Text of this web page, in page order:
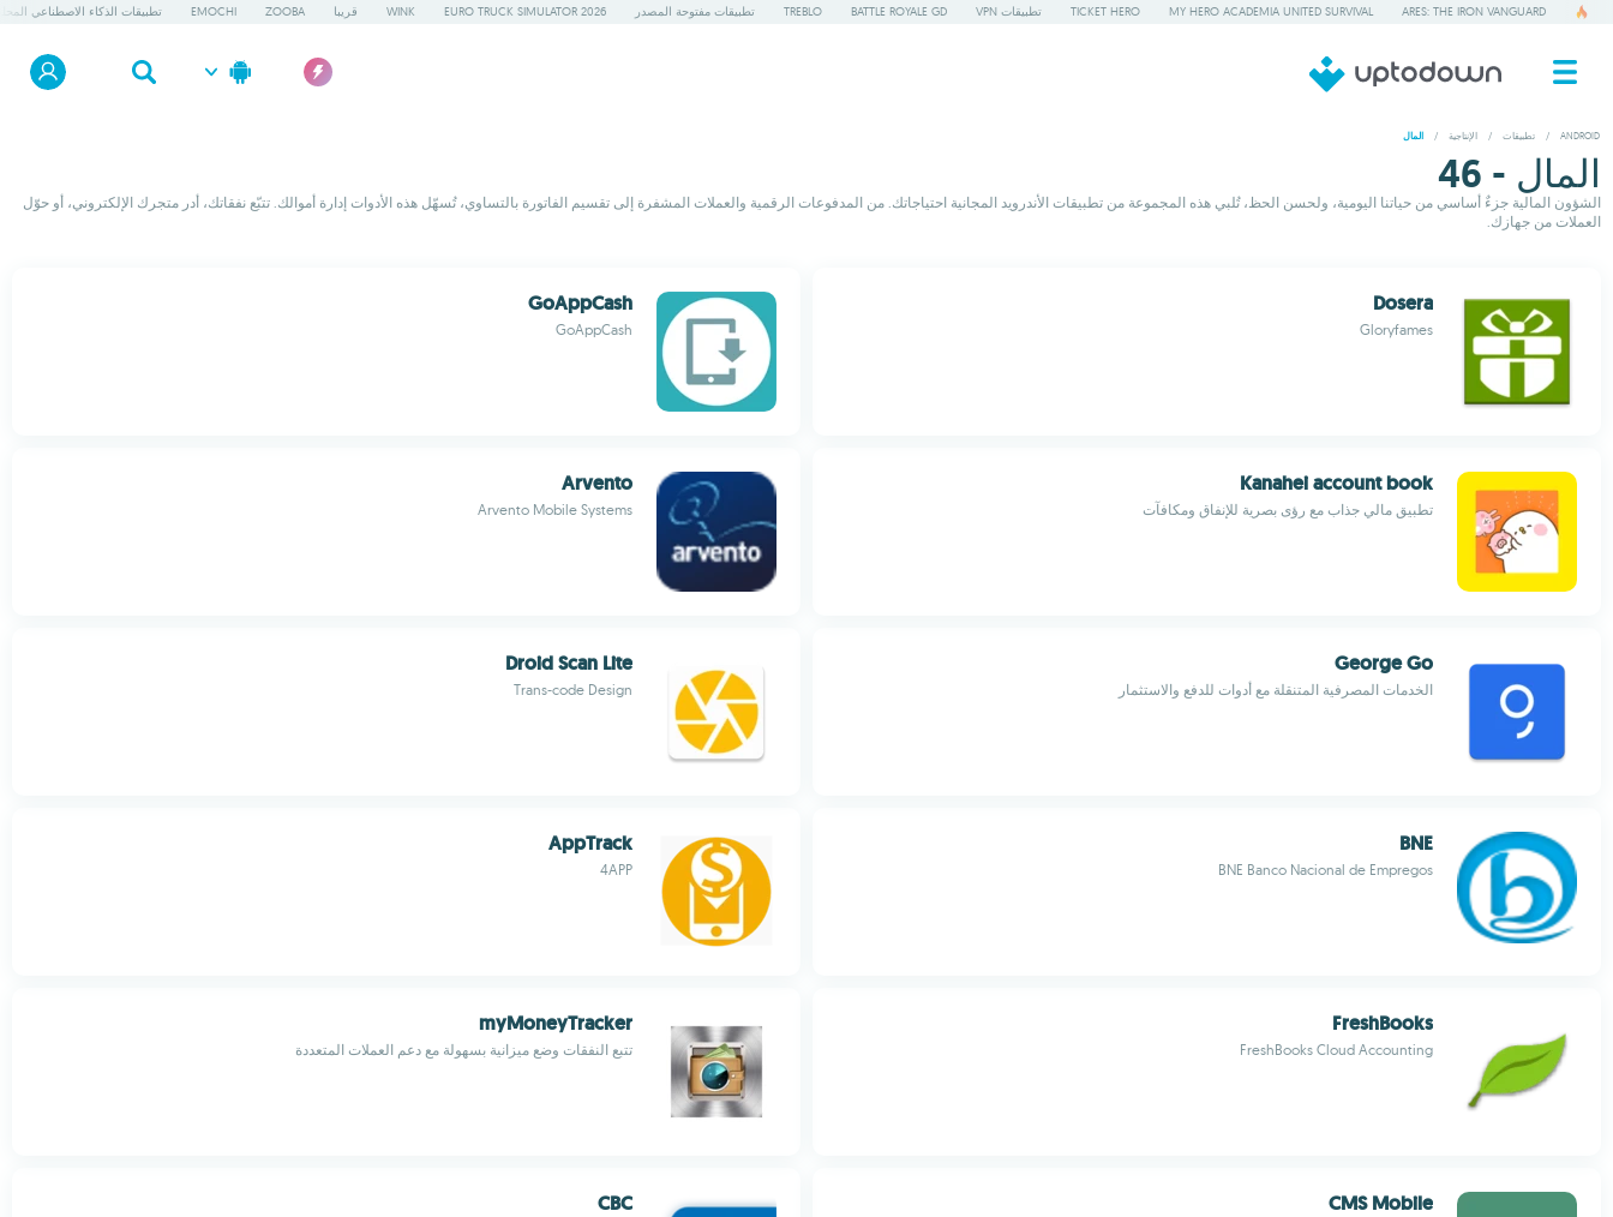
ARES: THE IRON VANGUARD
MY HERO ACADEMIA UNITED SURVIVAL
TICKET HERO تطبيقات VPN BATTLE ROYALE GD
TREBLO تطبيقات مفتوحة المصدر EURO TRUCK SIMULATOR 2026
WINK قريبا ZOOBA
EMOCHI تطبيقات الذكاء الاصطناعي
ANDROID
/ تطبيقات / الإنتاجية / المال
المال - 46
الشؤون المالية جزءٌ أساسي من حياتنا اليومية، ولحسن الحظ، تُلبي هذه المجموعة من تطبيقات الأندرويد المجانية احتياجاتك. من المدفوعات الرقمية والعملات المشفرة إلى تقسيم الفاتورة بالتساوي، تُسهّل هذه الأدوات إدارة أموالك. تتبّع نفقاتك، أدر متجرك الإلكتروني، أو حوّل
العملات من جهازك.
Dosera
Gloryfames
GoAppCash
GoAppCash
Kanahei account book
تطبيق مالي جذاب مع رؤى بصرية للإنفاق ومكافآت
Arvento
Arvento Mobile Systems
George Go
الخدمات المصرفية المتنقلة مع أدوات للدفع والاستثمار
Droid Scan Lite
Trans-code Design
BNE
BNE Banco Nacional de Empregos
AppTrack
4APP
FreshBooks
FreshBooks Cloud Accounting
myMoneyTracker
تتبع النفقات وضع ميزانية بسهولة مع دعم العملات المتعددة
CMS Mobile
CBC